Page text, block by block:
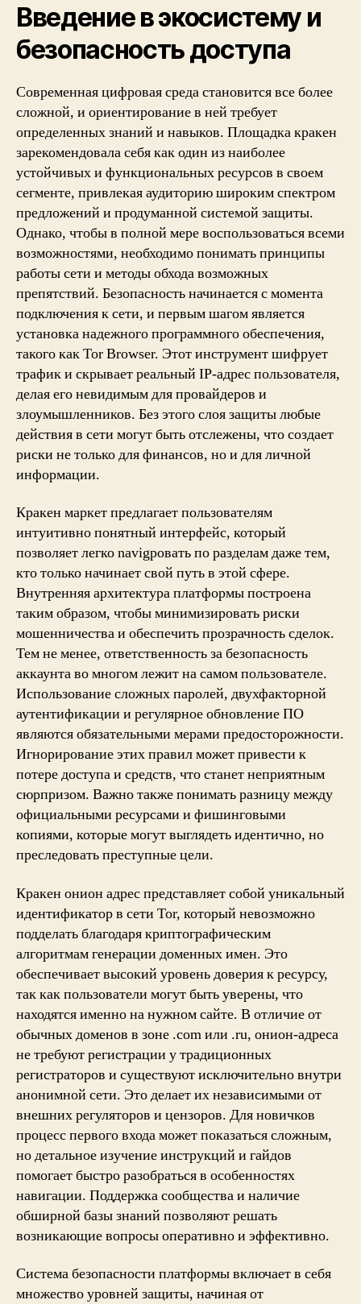
Введение в экосистему и
безопасность доступа
Современная цифровая среда становится все более
сложной, и ориентирование в ней требует
определенных знаний и навыков. Площадка кракен
зарекомендовала себя как один из наиболее
устойчивых и функциональных ресурсов в своем
сегменте, привлекая аудиторию широким спектром
предложений и продуманной системой защиты.
Однако, чтобы в полной мере воспользоваться всеми
возможностями, необходимо понимать принципы
работы сети и методы обхода возможных
препятствий. Безопасность начинается с момента
подключения к сети, и первым шагом является
установка надежного программного обеспечения,
такого как Tor Browser. Этот инструмент шифрует
трафик и скрывает реальный IP-адрес пользователя,
делая его невидимым для провайдеров и
злоумышленников. Без этого слоя защиты любые
действия в сети могут быть отслежены, что создает
риски не только для финансов, но и для личной
информации.
Кракен маркет предлагает пользователям
интуитивно понятный интерфейс, который
позволяет легко navigровать по разделам даже тем,
кто только начинает свой путь в этой сфере.
Внутренняя архитектура платформы построена
таким образом, чтобы минимизировать риски
мошенничества и обеспечить прозрачность сделок.
Тем не менее, ответственность за безопасность
аккаунта во многом лежит на самом пользователе.
Использование сложных паролей, двухфакторной
аутентификации и регулярное обновление ПО
являются обязательными мерами предосторожности.
Игнорирование этих правил может привести к
потере доступа и средств, что станет неприятным
сюрпризом. Важно также понимать разницу между
официальными ресурсами и фишинговыми
копиями, которые могут выглядеть идентично, но
преследовать преступные цели.
Кракен онион адрес представляет собой уникальный
идентификатор в сети Tor, который невозможно
подделать благодаря криптографическим
алгоритмам генерации доменных имен. Это
обеспечивает высокий уровень доверия к ресурсу,
так как пользователи могут быть уверены, что
находятся именно на нужном сайте. В отличие от
обычных доменов в зоне .com или .ru, онион-адреса
не требуют регистрации у традиционных
регистраторов и существуют исключительно внутри
анонимной сети. Это делает их независимыми от
внешних регуляторов и цензоров. Для новичков
процесс первого входа может показаться сложным,
но детальное изучение инструкций и гайдов
помогает быстро разобраться в особенностях
навигации. Поддержка сообщества и наличие
обширной базы знаний позволяют решать
возникающие вопросы оперативно и эффективно.
Система безопасности платформы включает в себя
множество уровней защиты, начиная от